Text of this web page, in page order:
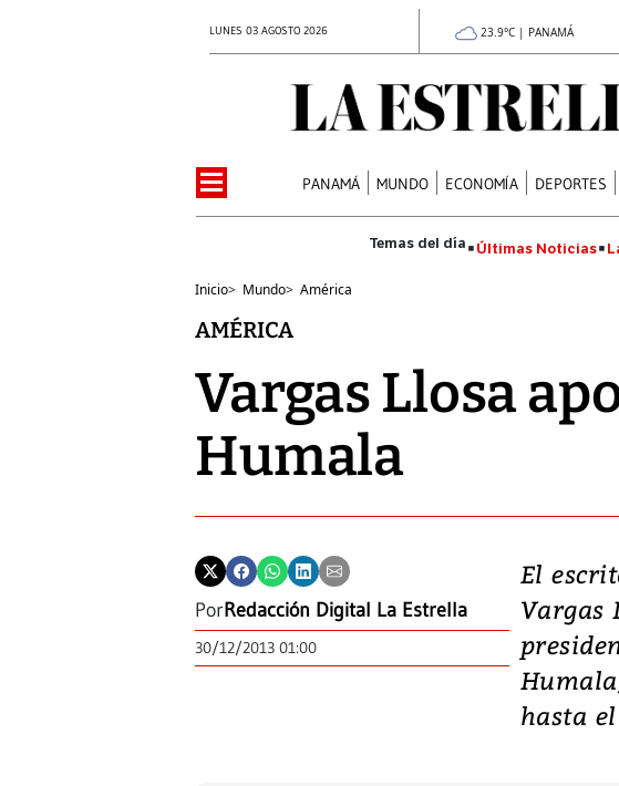
LUNES 03 AGOSTO 2026 23.9°C | PANAMÁ
PANAMÁ MUNDO ECONOMÍA DEPORTES
Últimas Noticias
Inicio> Mundo> América
AMÉRICA
Vargas Llosa
Humala
PorRedacción Digital La Estrella
30/12/2013 01:00
El
Vargas
hasta